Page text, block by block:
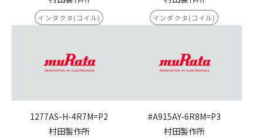
インダクタ(コイル) インダクタ(コイル)
1277AS-H-4R7M=P2
村田製作所
#A915AY-6R8M=P3
村田製作所